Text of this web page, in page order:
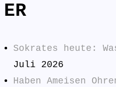
ER
Sokrates heute:
Juli 2026
Haben Ameisen